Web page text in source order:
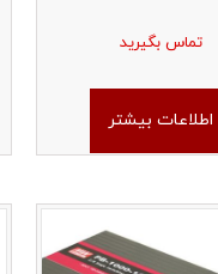
تماس بگیرید
اطلاعات بیشتر